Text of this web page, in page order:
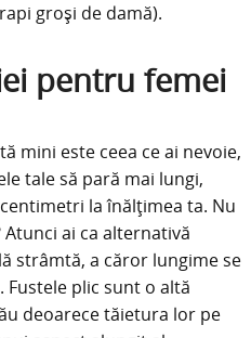
groși de damă).
pentru femei
mini este ceea ce ai nevoie,
tale să pară mai lungi,
la înălțimea ta. Nu
ai ca alternativă
strâmtă, a căror lungime se
plic sunt o altă
deoarece tăietura lor pe